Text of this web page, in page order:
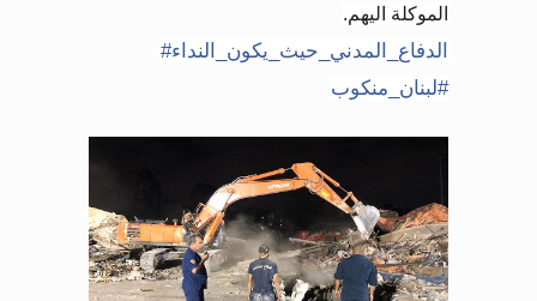
الموكلة اليهم.
#الدفاع_المدني_حيث_يكون_النداء
#لبنان_منكوب